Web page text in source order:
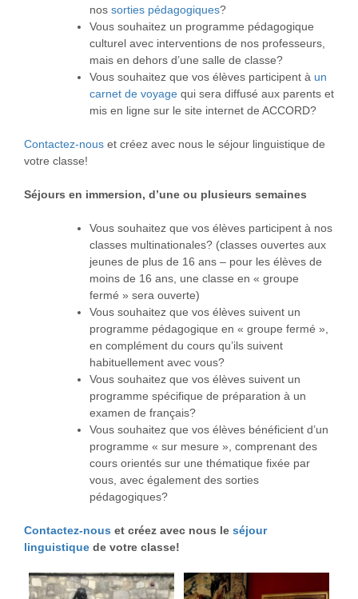
nos sorties pédagogiques?
Vous souhaitez un programme pédagogique
culturel avec interventions de nos professeurs,
mais en dehors d’une salle de classe?
Vous souhaitez que vos élèves participent à un
carnet de voyage qui sera diffusé aux parents et
mis en ligne sur le site internet de ACCORD?
Contactez-nous et créez avec nous le séjour linguistique de
votre classe!
Séjours en immersion, d’une ou plusieurs semaines
Vous souhaitez que vos élèves participent à nos
classes multinationales? (classes ouvertes aux
jeunes de plus de 16 ans – pour les élèves de
moins de 16 ans, une classe en « groupe
fermé » sera ouverte)
Vous souhaitez que vos élèves suivent un
programme pédagogique en « groupe fermé »,
en complément du cours qu’ils suivent
habituellement avec vous?
Vous souhaitez que vos élèves suivent un
programme spécifique de préparation à un
examen de français?
Vous souhaitez que vos élèves bénéficient d’un
programme « sur mesure », comprenant des
cours orientés sur une thématique fixée par
vous, avec également des sorties
pédagogiques?
Contactez-nous et créez avec nous le séjour
linguistique de votre classe!